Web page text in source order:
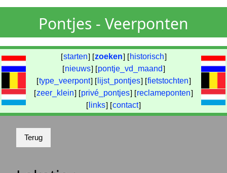
Pontjes - Veerponten
[starten] [zoeken] [ historisch]
[nieuws] [pontje_vd_maand]
[type_veerpont] [ lijst_pontjes] [fietstochten]
[zeer_klein] [privé_pontjes] [reclameponten]
[ links] [contact]